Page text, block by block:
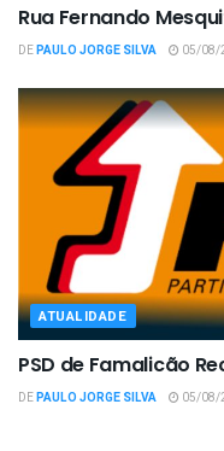
Rua Fernando
DEPAULO JORGE SILVA 05/08/
ATUALIDADE
PSD de Famalicão
DEPAULO JORGE SILVA 05/08/